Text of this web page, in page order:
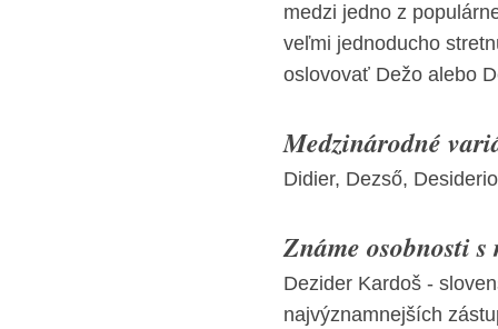
medzi jedno z
veľmi jednoducho
oslovovať Dežo alebo
Medzinárodné
Didier, Dezső,
Známe osobnosti
Dezider Kardoš -
najvýznamnejších